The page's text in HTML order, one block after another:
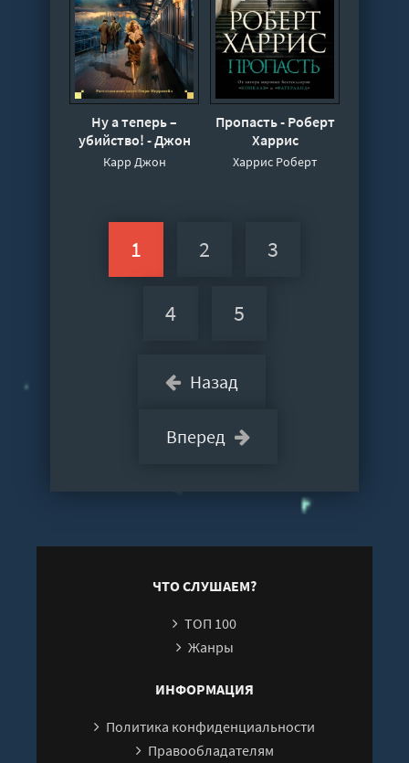
Ну а теперь –
убийство! - Джон
Карр
Карр Джон
Пропасть - Роберт
Харрис
Харрис Роберт
Назад
1 2 3
4 5
Вперед
ЧТО СЛУШАЕМ?
ТОП 100
Жанры
ИНФОРМАЦИЯ
Политика конфиденциальности
Правообладателям